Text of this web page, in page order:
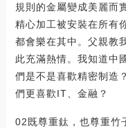
規則的金屬變成美麗而
精心加工被安裝在所有
都會樂在其中。父親教
此充滿熱情。我知道中
們是不是喜歡精密制造
們更喜歡IT、金融？
02既尊重鈦，也尊重竹